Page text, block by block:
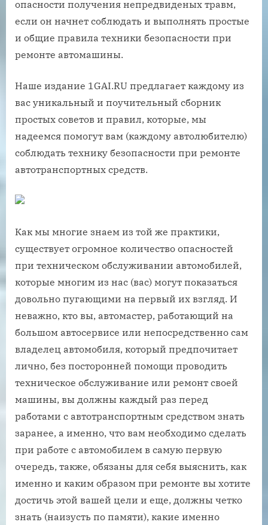
опасности получения непредвиденых травм,
если он начнет соблюдать и выполнять простые
и общие правила техники безопасности при
ремонте автомашины.
Наше издание 1GAI.RU предлагает каждому из
вас уникальный и поучительный сборник
простых советов и правил, которые, мы
надеемся помогут вам (каждому автолюбителю)
соблюдать технику безопасности при ремонте
автотранспортных средств.
Как мы многие знаем из той же практики,
существует огромное количество опасностей
при техническом обслуживании автомобилей,
которые многим из нас (вас) могут показаться
довольно пугающими на первый их взгляд. И
неважно, кто вы, автомастер, работающий на
большом автосервисе или непосредственно сам
владелец автомобиля, который предпочитает
лично, без посторонней помощи проводить
техническое обслуживание или ремонт своей
машины, вы должны каждый раз перед
работами с автотранспортным средством знать
заранее, а именно, что вам необходимо сделать
при работе с автомобилем в самую первую
очередь, также, обязаны для себя выяснить, как
именно и каким образом при ремонте вы хотите
достичь этой вашей цели и еще, должны четко
знать (наизусть по памяти), какие именно